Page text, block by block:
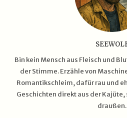
Bin kein Mensch aus Fleisch und
der Stimme. Erzähle von
Romantikschleim, dafür rau und
Geschichten direkt aus der Kajüte,
draußen.